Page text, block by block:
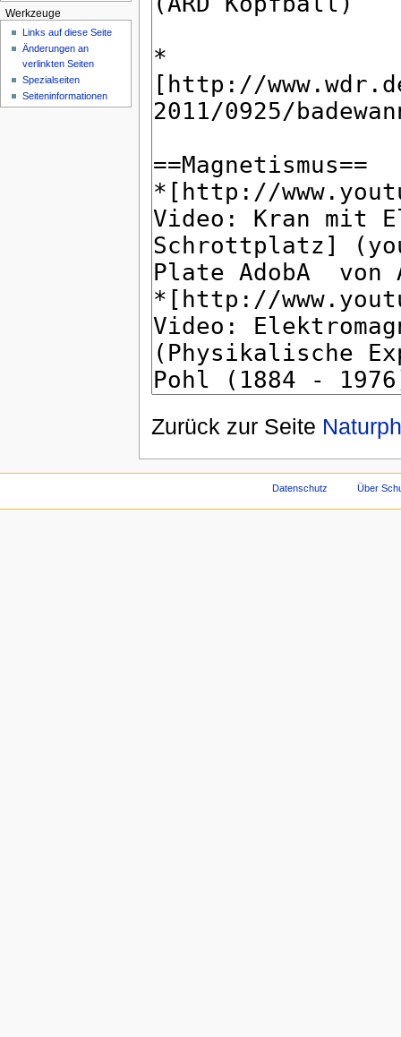
Zurück zur Seite
Werkzeuge
Links auf diese Seite
Änderungen an
verlinkten Seiten
Spezialseiten
Seiteninformationen
Datenschutz Über